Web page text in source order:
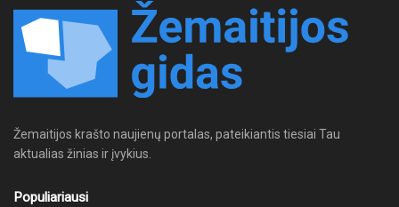
Žemaitijos krašto naujienų portalas, pateikiantis tiesiai Tau
aktualias žinias ir įvykius.
Populiariausi